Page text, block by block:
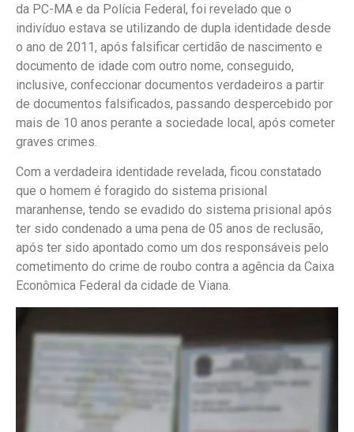
da PC-MA e da Polícia Federal, foi revelado que o
indivíduo estava se utilizando de dupla identidade desde
o ano de 2011, após falsificar certidão de nascimento e
documento de idade com outro nome, conseguido,
inclusive, confeccionar documentos verdadeiros a partir
de documentos falsificados, passando despercebido por
mais de 10 anos perante a sociedade local, após cometer
graves crimes.
Com a verdadeira identidade revelada, ficou constatado
que o homem é foragido do sistema prisional
maranhense, tendo se evadido do sistema prisional após
ter sido condenado a uma pena de 05 anos de reclusão,
após ter sido apontado como um dos responsáveis pelo
cometimento do crime de roubo contra a agência da Caixa
Econômica Federal da cidade de Viana.